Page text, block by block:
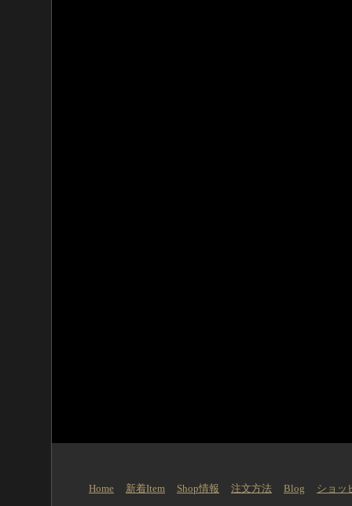
Home 新着Item Shop情報 注文方法 Blog
ショッ